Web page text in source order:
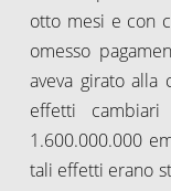
otto mesi e con
omesso
aveva girato alla
effetti
1.600.000.000
tali effetti erano